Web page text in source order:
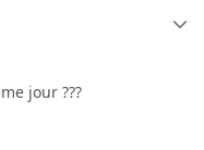
jour ???